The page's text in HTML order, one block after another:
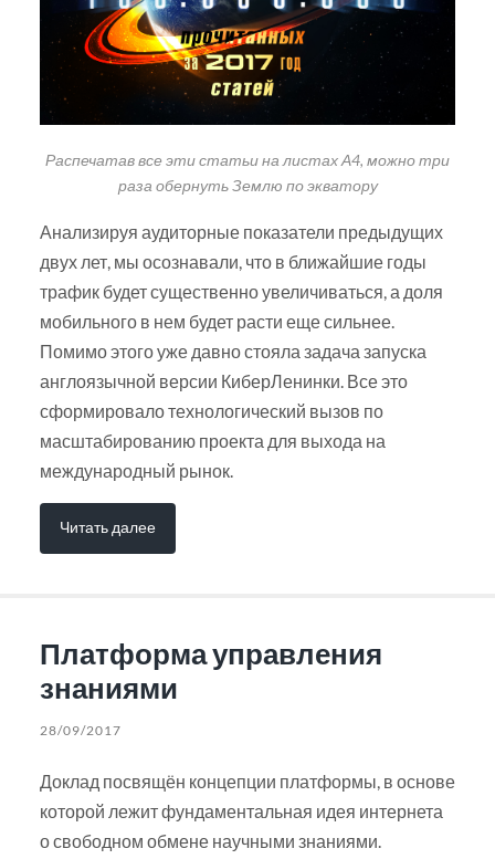
Распечатав все эти статьи на листах А4, можно три
раза обернуть Землю по экватору
Анализируя аудиторные показатели предыдущих
двух лет, мы осознавали, что в ближайшие годы
трафик будет существенно увеличиваться, а доля
мобильного в нем будет расти еще сильнее.
Помимо этого уже давно стояла задача запуска
англоязычной версии КиберЛенинки. Все это
сформировало технологический вызов по
масштабированию проекта для выхода на
международный рынок.
Читать далее
Платформа управления
знаниями
28/09/2017
Доклад посвящён концепции платформы, в основе
которой лежит фундаментальная идея интернета
о свободном обмене научными знаниями.